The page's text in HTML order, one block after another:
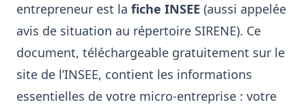
entrepreneur est la fiche INSEE (aussi appelée
avis de situation au répertoire SIRENE). Ce
document, téléchargeable gratuitement sur le
site de l’INSEE, contient les informations
essentielles de votre micro-entreprise : votre